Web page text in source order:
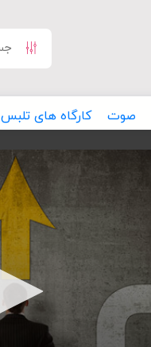
صوت کارگاه های تلبس